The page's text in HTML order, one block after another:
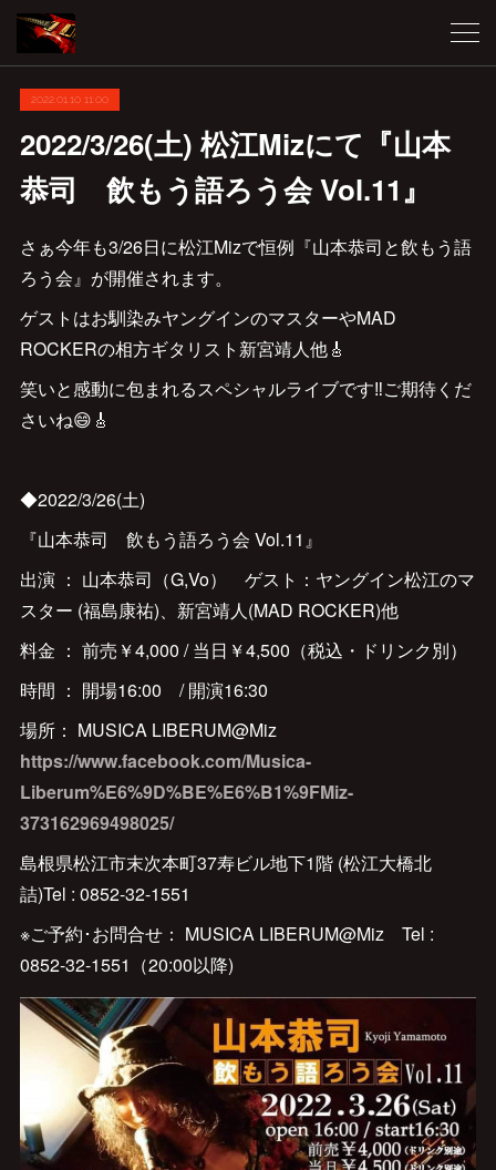
2022.01.10 11:00
2022/3/26(土) 松江Mizにて『山本
恭司 飲もう語ろう会 Vol.11』
さぁ今年も3/26日に松江Mizで恒例『山本恭司と飲もう語
ろう会』が開催されます。
ゲストはお馴染みヤングインのマスターやMAD
ROCKERの相方ギタリスト新宮靖人他🎸
笑いと感動に包まれるスペシャルライブです‼️ご期待くだ
さいね😄🎸
◆2022/3/26(土)
『山本恭司 飲もう語ろう会 Vol.11』
出演 ： 山本恭司（G,Vo） ゲスト：ヤングイン松江のマ
スター (福島康祐)、新宮靖人(MAD ROCKER)他
料金 ： 前売￥4,000 / 当日￥4,500（税込・ドリンク別）
時間 ： 開場16:00 / 開演16:30
場所： MUSICA LIBERUM@Miz
https://www.facebook.com/Musica-
Liberum%E6%9D%BE%E6%B1%9FMiz-
373162969498025/
島根県松江市末次本町37寿ビル地下1階 (松江大橋北
詰)Tel : 0852-32-1551
※ご予約･お問合せ： MUSICA LIBERUM@Miz Tel :
0852-32-1551（20:00以降)